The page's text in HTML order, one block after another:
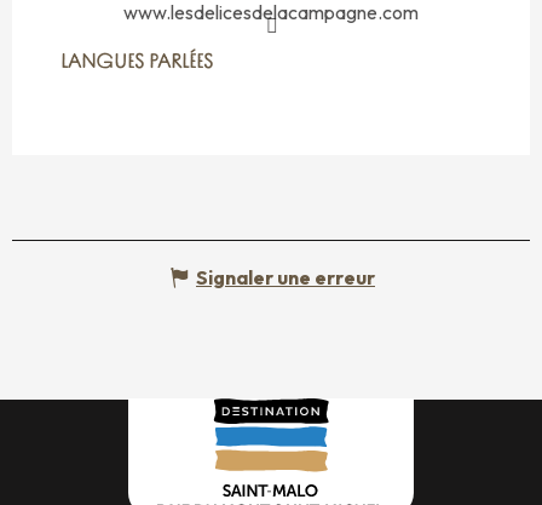
www.lesdelicesdelacampagne.com
LANGUES PARLÉES
LANGUES PARLÉES
Signaler une erreur